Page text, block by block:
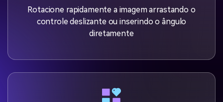
Rotacione rapidamente a imagem arrastando o
controle deslizante ou inserindo o ângulo
diretamente